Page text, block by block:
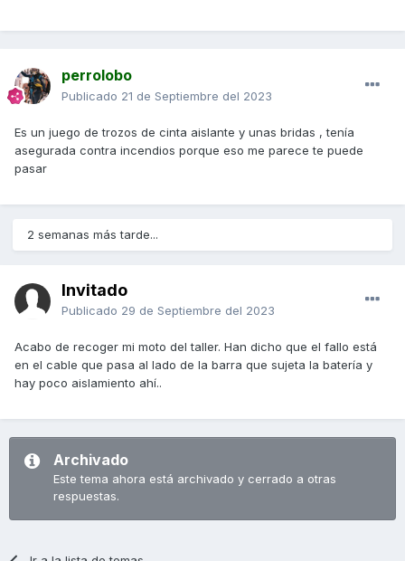
perrolobo
Publicado 21 de Septiembre del 2023
Es un juego de trozos de cinta aislante y unas bridas , tenía
asegurada contra incendios porque eso me parece te puede
pasar
2 semanas más tarde...
Invitado
Publicado 29 de Septiembre del 2023
Acabo de recoger mi moto del taller. Han dicho que el fallo está
en el cable que pasa al lado de la barra que sujeta la batería y
hay poco aislamiento ahí..
Archivado
Este tema ahora está archivado y cerrado a otras
respuestas.